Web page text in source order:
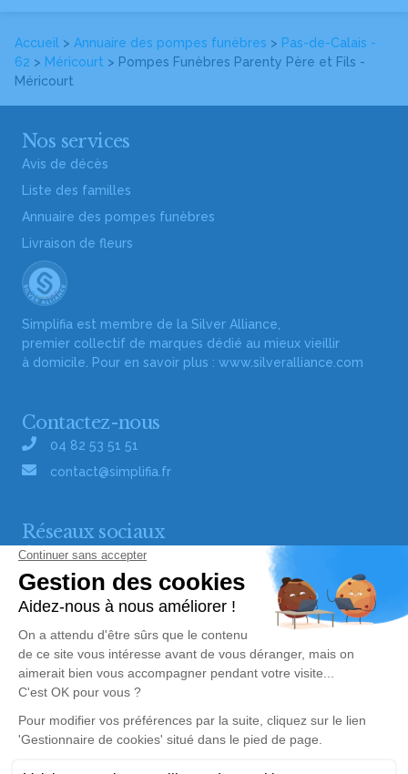
Accueil > Annuaire des pompes funèbres > Pas-de-Calais -
62 > Méricourt > Pompes Funèbres Parenty Père et Fils -
Méricourt
Nos services
Avis de décès
Liste des familles
Annuaire des pompes funèbres
Livraison de fleurs
Simplifia est membre de la Silver Alliance,
premier collectif de marques dédié au mieux vieillir
à domicile. Pour en savoir plus : www.silveralliance.com
Contactez-nous
04 82 53 51 51
contact@simplifia.fr
Réseaux sociaux
Liens utiles
Publier un avis de décès
Signaler un abus/une erreur
Gestionnaire de cookies
Politique de traitement des données